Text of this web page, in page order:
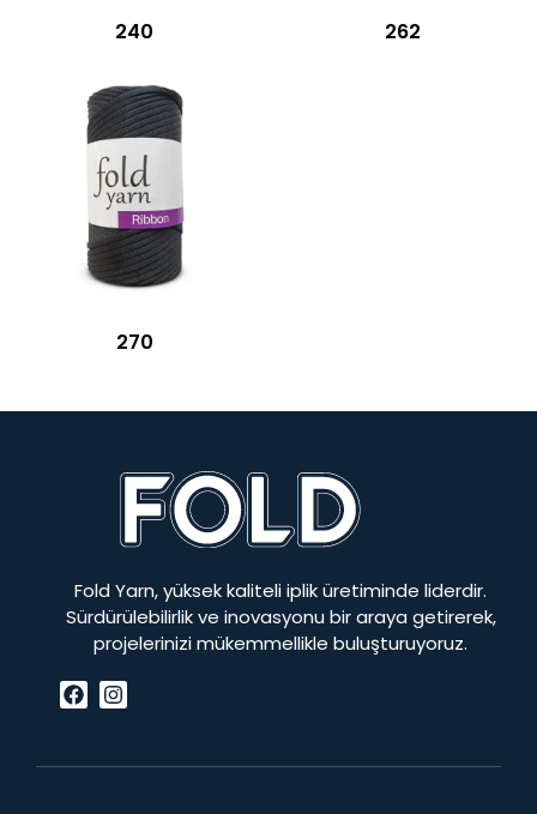
240 262
270
Fold Yarn, yüksek kaliteli iplik üretiminde liderdir.
Sürdürülebilirlik ve inovasyonu bir araya getirerek,
projelerinizi mükemmellikle buluşturuyoruz.